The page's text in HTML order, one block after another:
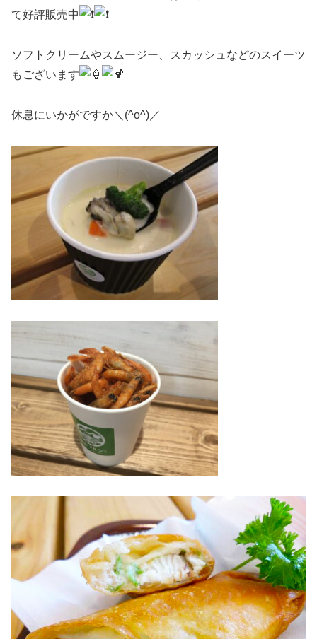
て好評販売中
ソフトクリームやスムージー、スカッシュなどのスイーツ
もございます
休息にいかがですか＼(^o^)／